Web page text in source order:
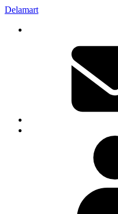
Delamart